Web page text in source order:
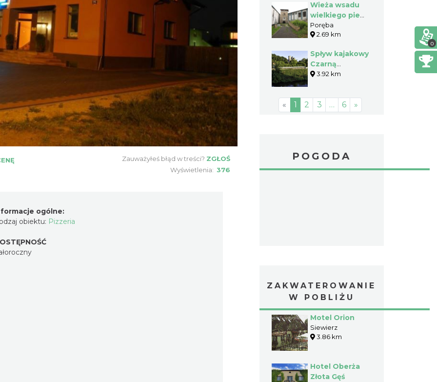
Zauważyłeś błąd w treści? ZGŁOŚ
Wyświetlenia: 376
ogólne:
obiektu: Pizzeria
Wieża wsadu
wielkiego pieca
w Porębie
Poręba
2.69 km
Spływ kajakowy
Czarną
Przemszą
3.92 km
« 1 2 3 … 6 »
POGODA
ZAKWATEROWANIE
W POBLIŻU
Motel Orion
Siewierz
3.86 km
Hotel Oberża
Złota Gęś
0